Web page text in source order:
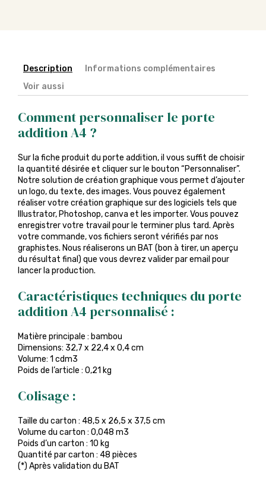
Description
Informations complémentaires
Voir aussi
Comment personnaliser le porte
addition A4 ?
Sur la fiche produit du porte addition, il vous suffit de choisir
la quantité désirée et cliquer sur le bouton “Personnaliser”.
Notre solution de création graphique vous permet d’ajouter
un logo, du texte, des images. Vous pouvez également
réaliser votre création graphique sur des logiciels tels que
Illustrator, Photoshop, canva et les importer. Vous pouvez
enregistrer votre travail pour le terminer plus tard. Après
votre commande, vos fichiers seront vérifiés par nos
graphistes. Nous réaliserons un BAT (bon à tirer, un aperçu
du résultat final) que vous devrez valider par email pour
lancer la production.
Caractéristiques techniques du porte
addition A4 personnalisé :
Matière principale : bambou
Dimensions: 32,7 x 22,4 x 0,4 cm
Volume: 1 cdm3
Poids de l’article : 0,21 kg
Colisage :
Taille du carton : 48,5 x 26,5 x 37,5 cm
Volume du carton : 0,048 m3
Poids d’un carton : 10 kg
Quantité par carton : 48 pièces
(*) Après validation du BAT